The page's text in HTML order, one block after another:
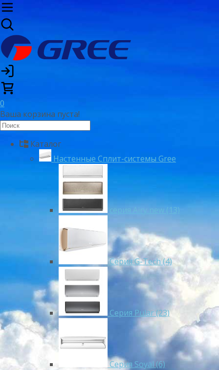
0
Ваша корзина пуста!
Каталог
Настенные Сплит-системы Gree
серия Airy new (13)
Серия G-Tech (4)
Серия Pular (23)
Cерия Soyal (6)